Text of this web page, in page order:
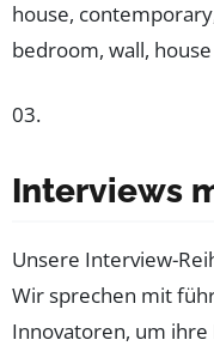
03.
Interviews
Unsere Interview-
Wir sprechen mit
Innovatoren, um ihre